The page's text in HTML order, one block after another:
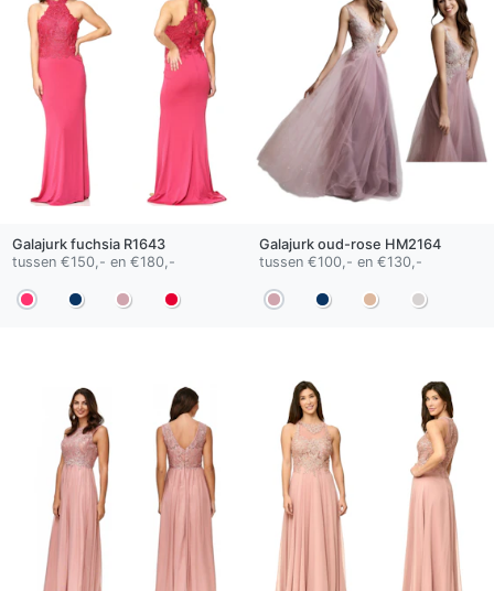
Galajurk fuchsiaR1643
tussen €150,- en €180,-
Galajurk oud-rose HM2164
tussen €100,- en €130,-